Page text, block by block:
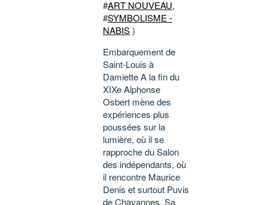
#ART NOUVEAU,
#SYMBOLISME -
NABIS)
Embarquement de
Saint-Louis à
Damiette A la fin du
XIXe Alphonse
Osbert mène des
expériences plus
poussées sur la
lumière, où il se
rapproche du Salon
des indépendants, où
il rencontre Maurice
Denis et surtout Puvis
de Chavannes. Sa